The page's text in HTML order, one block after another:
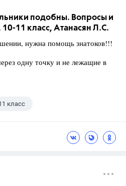
подобны. Вопросы и
11 класс, Атанасян Л.С.
нужна помощь знатоков!!!
одну точку и не лежащие в
класс